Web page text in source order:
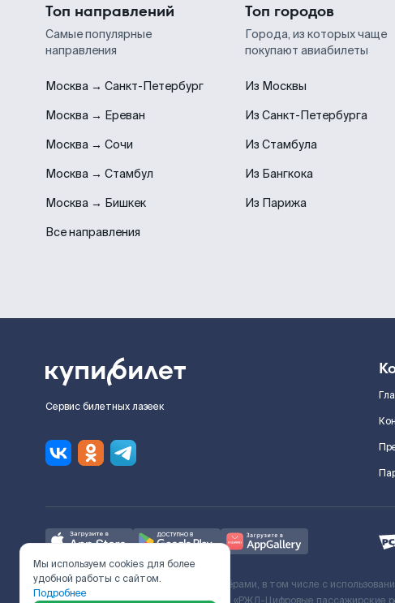
Топ направлений
Самые популярные
направления
Москва → Санкт-Петербург
Москва → Ереван
Москва → Сочи
Москва → Стамбул
Москва → Бишкек
Все направления
Топ городов
Города, из которых чаще
покупают авиабилеты
Из Москвы
Из Санкт-Петербурга
Из Стамбула
Из Бангкока
Из Парижа
Сервис билетных лазеек
Ж/Д билеты предоставляются партнёрами, в том числе с
Мы используем cookies для более
удобной работы с сайтом.
Подробнее